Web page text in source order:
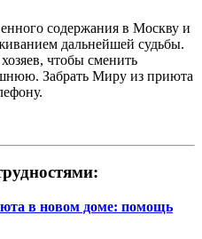
содержания в Москву и
дальнейшей судьбы.
чтобы сменить
Забрать Миру из приюта
в новом доме: помощь